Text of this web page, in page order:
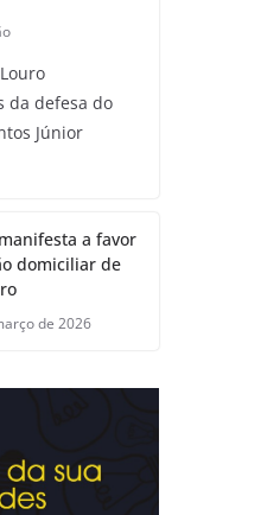
da defesa do
Júnior
a favor
domiciliar de
de 2026